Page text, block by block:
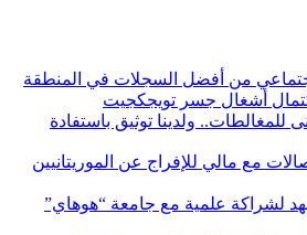
من أفضل السجلات في المنطقة
أشغال جسر تويجكجيت
للمغالطات.. ولدينا توثيق باستفادة
مع مالي للإفراج عن الموريتانيين
لشراكة علمية مع جامعة “هوهاي”